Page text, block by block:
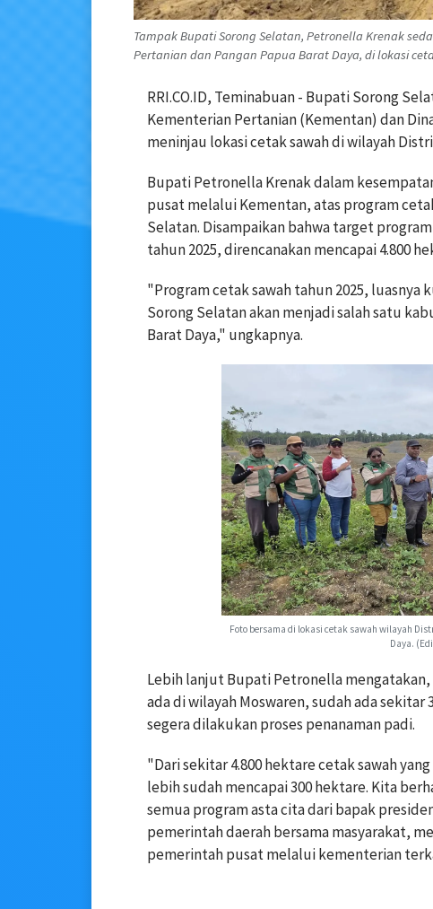
Tampak Bupati Sorong Selatan, Petronella Krenak
Pertanian dan Pangan Papua Barat Daya, di lokasi
RRI.CO.ID, Teminabuan - Bupati Sorong
Kementerian Pertanian (Kementan) dan
meninjau lokasi cetak sawah di wilayah
Bupati Petronella Krenak dalam
pusat melalui Kementan, atas program
Selatan. Disampaikan bahwa target
tahun 2025, direncanakan mencapai 4.800
"Program cetak sawah tahun 2025, luasnya
Sorong Selatan akan menjadi salah satu
Barat Daya," ungkapnya.
Foto bersama di lokasi cetak sawah wilayah
Daya.
Lebih lanjut Bupati Petronella
ada di wilayah Moswaren, sudah ada
segera dilakukan proses penanaman padi.
"Dari sekitar 4.800 hektare cetak sawah
lebih sudah mencapai 300 hektare. Kita
semua program asta cita dari bapak
pemerintah daerah bersama masyarakat,
pemerintah pusat melalui kementerian